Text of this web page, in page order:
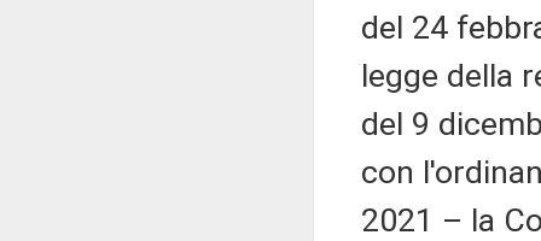
del 24
legge della
del 9
con
2021 – la